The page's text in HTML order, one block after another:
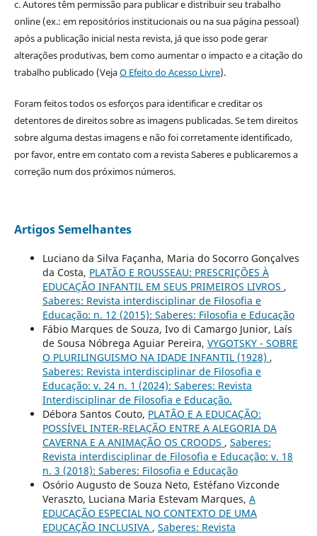
c. Autores têm permissão para publicar e distribuir seu trabalho
online (ex.: em repositórios institucionais ou na sua página pessoal)
após a publicação inicial nesta revista, já que isso pode gerar
alterações produtivas, bem como aumentar o impacto e a citação do
trabalho publicado (VejaO Efeito do Acesso Livre).
Foram feitos todos os esforços para identificar e creditar os
detentores de direitos sobre as imagens publicadas. Se tem direitos
sobre alguma destas imagens e não foi corretamente identificado,
por favor, entre em contato com a revista Saberes e publicaremos a
correção num dos próximos números.
Artigos Semelhantes
Luciano da Silva Façanha, Maria do Socorro Gonçalves
da Costa, PLATÃO E ROUSSEAU: PRESCRIÇÕES À
EDUCAÇÃO INFANTIL EM SEUS PRIMEIROS LIVROS ,
Saberes: Revista interdisciplinar de Filosofia e
Educação: n. 12 (2015): Saberes: Filosofia e Educação
Fábio Marques de Souza, Ivo di Camargo Junior, Laís
de Sousa Nóbrega Aguiar Pereira, VYGOTSKY - SOBRE
O PLURILINGUISMO NA IDADE INFANTIL (1928) ,
Saberes: Revista interdisciplinar de Filosofia e
Educação: v. 24 n. 1 (2024): Saberes: Revista
Interdisciplinar de Filosofia e Educação.
Débora Santos Couto, PLATÃO E A EDUCAÇÃO:
POSSÍVEL INTER-RELAÇÃO ENTRE A ALEGORIA DA
CAVERNA E A ANIMAÇÃO OS CROODS , Saberes:
Revista interdisciplinar de Filosofia e Educação: v. 18
n. 3 (2018): Saberes: Filosofia e Educação
Osório Augusto de Souza Neto, Estéfano Vizconde
Veraszto, Luciana Maria Estevam Marques, A
EDUCAÇÃO ESPECIAL NO CONTEXTO DE UMA
EDUCAÇÃO INCLUSIVA , Saberes: Revista